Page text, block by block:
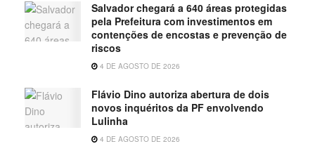
Salvador chegará a 640 áreas protegidas
pela Prefeitura com investimentos em
contenções de encostas e prevenção de
riscos
4 DE AGOSTO DE 2026
Flávio Dino autoriza abertura de dois
novos inquéritos da PF envolvendo
Lulinha
4 DE AGOSTO DE 2026